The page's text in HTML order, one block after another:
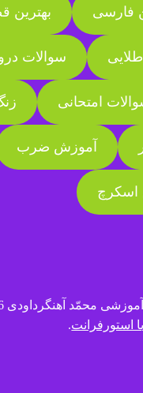
فارسی بهترین
سوالات
امتحانی
آموزش ضرب
اسکرچ
محمّد آهنگرداودی 2026
استورفرانت.